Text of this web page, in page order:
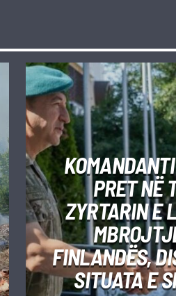
PRET NË
ZYRTARIN E
FINLANDËS,
SITUATA E